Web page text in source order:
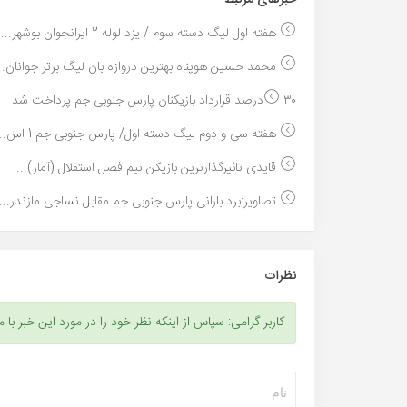
هفته اول لیگ دسته سوم / یزد لوله 2 ایرانجوان بوشهر...
محمد حسین هوپناه بهترین دروازه بان لیگ برتر
۳۰درصد قرارداد بازیکنان پارس جنوبی جم پرداخت شد...
هفته سی و دوم لیگ دسته اول/ پارس جنوبی جم 1 اس...
قایدی تاثیرگذارترین بازیکن نیم فصل استقلال (آمار)...
تصاویر:برد بارانی پارس جنوبی جم مقابل نساجی مازندر...
نظرات
کاربر گرامی: سپاس از اینکه نظر خود را در مورد این خبر